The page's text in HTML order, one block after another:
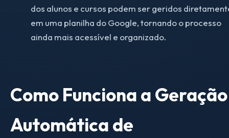
dos alunos e cursos podem ser geridos
em uma planilha do Google, tornando o processo
ainda mais acessível e organizado.
Como Funciona a Geração
Automática de